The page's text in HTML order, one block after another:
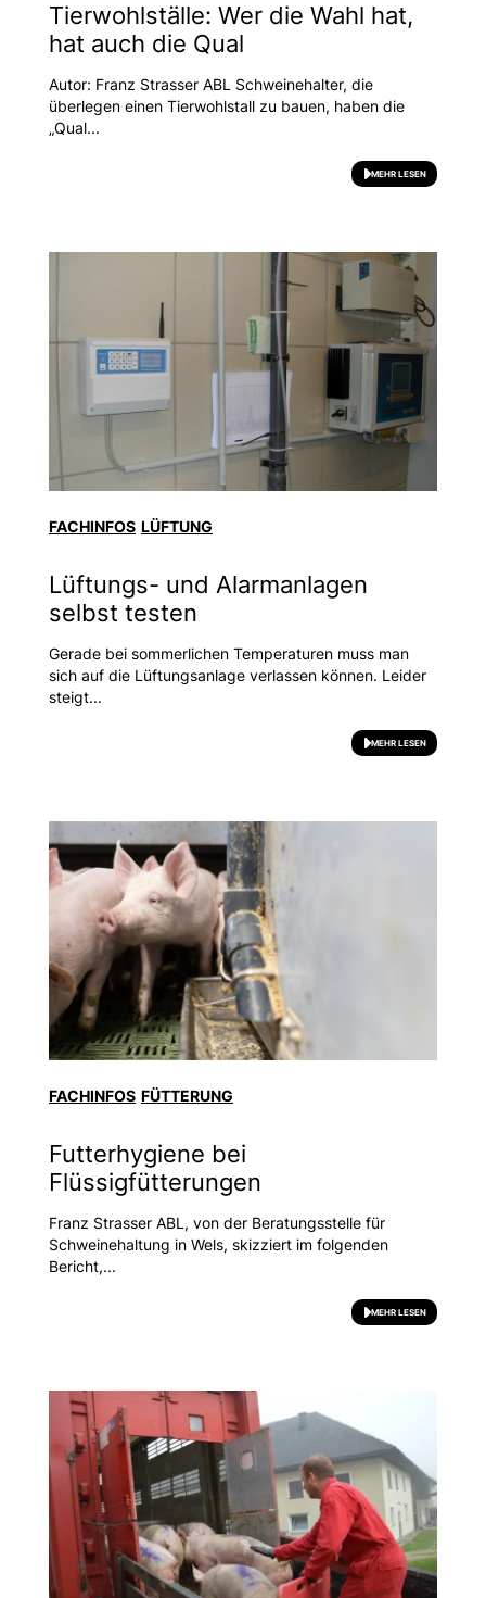
Tierwohlställe: Wer die Wahl hat,
hat auch die Qual
Autor: Franz Strasser ABL Schweinehalter, die
überlegen einen Tierwohlstall zu bauen, haben die
„Qual...
MEHR LESEN
FACHINFOS LÜFTUNG
Lüftungs- und Alarmanlagen
selbst testen
Gerade bei sommerlichen Temperaturen muss man
sich auf die Lüftungsanlage verlassen können. Leider
steigt...
MEHR LESEN
FACHINFOS FÜTTERUNG
Futterhygiene bei
Flüssigfütterungen
Franz Strasser ABL, von der Beratungsstelle für
Schweinehaltung in Wels, skizziert im folgenden
Bericht,...
MEHR LESEN